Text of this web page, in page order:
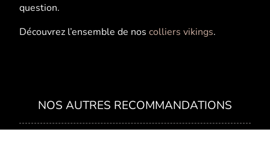
question.
Découvrez l’ensemble de nos colliers vikings.
NOS AUTRES RECOMMANDATIONS